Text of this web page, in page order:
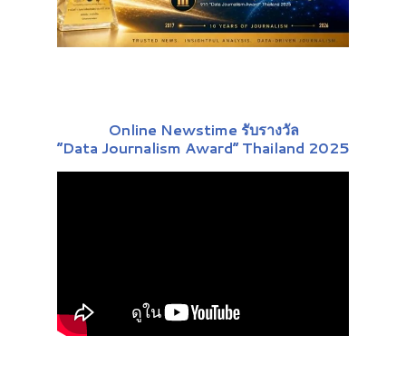
Online Newstime รับรางวัล
“Data Journalism Award” Thailand 2025